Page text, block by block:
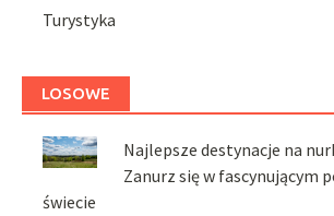
Turystyka
LOSOWE
Najlepsze destynacje na
Zanurz się w fascynującym
świecie